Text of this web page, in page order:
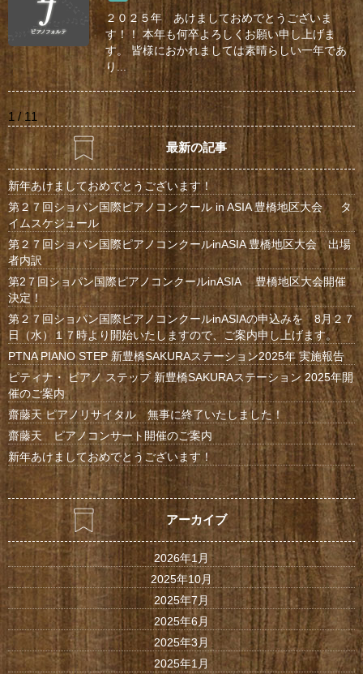
２０２５年 あけましておめでとうございま
す！！ 本年も何卒よろしくお願い申し上げま
す。 皆様におかれましては素晴らしい一年であ
り...
1 / 1 1
最新の記事
新年あけましておめでとうございます！
第２７回ショパン国際ピアノコンクール in ASIA 豊橋地区大会 タ
イムスケジュール
第２７回ショパン国際ピアノコンクールinASIA 豊橋地区大会 出場
者内訳
第2７回ショパン国際ピアノコンクールinASIA 豊橋地区大会開催
決定！
第２７回ショパン国際ピアノコンクールinASIAの申込みを 8月２７
日（水）１７時より開始いたしますので、ご案内申し上げます。
PTNA PIANO STEP 新豊橋SAKURAステーション2025年 実施報告
ピティナ・ ピアノ ステップ 新豊橋SAKURAステーション 2025年開
催のご案内
齋藤天 ピアノリサイタル 無事に終了いたしました！
齋藤天 ピアノコンサート開催のご案内
新年あけましておめでとうございます！
アーカイブ
2026年1月
2025年10月
2025年7月
2025年6月
2025年3月
2025年1月